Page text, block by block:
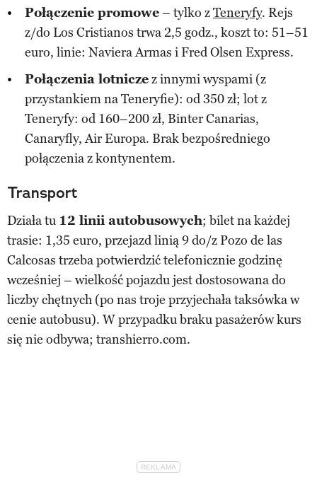
Połączenie promowe– tylko zTeneryfy. Rejs
z/do Los Cristianos trwa 2,5 godz., koszt to: 51–51
euro, linie: Naviera Armas i Fred Olsen Express.
Połączenia lotniczez innymi wyspami (z
przystankiem na Teneryfie): od 350 zł; lot z
Teneryfy: od 160–200 zł, Binter Canarias,
Canaryfly, Air Europa. Brak bezpośredniego
połączenia z kontynentem.
Transport
Działa tu 12 linii autobusowych; bilet na każdej
trasie: 1,35 euro, przejazd linią 9 do/z Pozo de las
Calcosas trzeba potwierdzić telefonicznie godzinę
wcześniej – wielkość pojazdu jest dostosowana do
liczby chętnych (po nas troje przyjechała taksówka w
cenie autobusu). W przypadku braku pasażerów kurs
się nie odbywa; transhierro.com.